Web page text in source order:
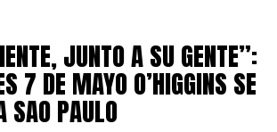
JUNTO A SU GENTE”:
7 DE MAYO O’HIGGINS SE
SAO PAULO